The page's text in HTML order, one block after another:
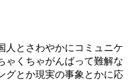
人とさわやかにコミュニケ
ゃくちゃがんばって難解な
グとか現実の事象とかに応